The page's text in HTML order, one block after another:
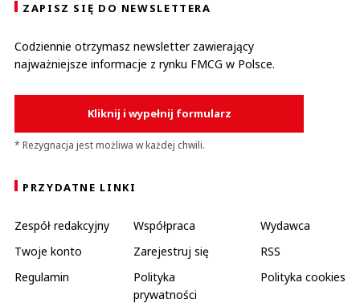
ZAPISZ SIĘ DO NEWSLETTERA
Codziennie otrzymasz newsletter zawierający
najważniejsze informacje z rynku FMCG w Polsce.
Kliknij i wypełnij formularz
* Rezygnacja jest możliwa w każdej chwili.
PRZYDATNE LINKI
Zespół redakcyjny Współpraca
Wydawca
Twoje konto
Zarejestruj się
RSS
Regulamin
Polityka
prywatności
Polityka cookies